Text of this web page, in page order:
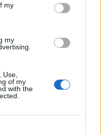
my
my
of my
with the
für den Mega-Launch
– Zahlreiche Fehler behoben
– PS5 erreicht 95,3